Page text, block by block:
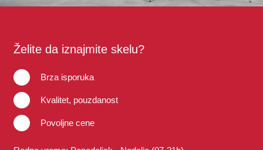
Želite da iznajmite skelu?
Brza isporuka
Kvalitet, pouzdanost
Povoljne cene